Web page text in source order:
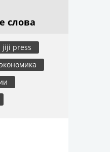
слова
jiji press
экономика